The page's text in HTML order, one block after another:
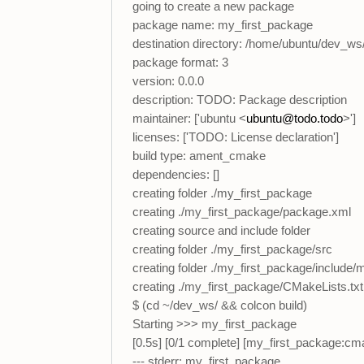
going to create a new package
package name: my_first_package
destination directory: /home/ubuntu/
package format: 3
version: 0.0.0
description: TODO: Package description
maintainer: ['ubuntu <ubuntu@todo.todo>']
licenses: ['TODO: License declaration']
build type: ament_cmake
dependencies: []
creating folder ./my_first_package
creating ./my_first_package/package.xml
creating source and include folder
creating folder ./my_first_package/src
creating folder ./my_first_package/include/
creating ./my_first_package/CMakeLists.txt
$ (cd ~/dev_ws/ && colcon build)
Starting >>> my_first_package
[0.5s] [0/1 complete]